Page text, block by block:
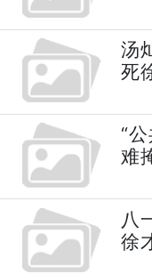
汤
死
“
难
八
徐